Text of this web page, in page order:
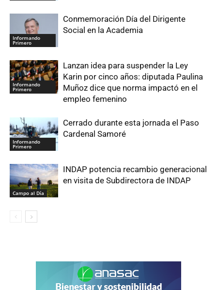
Informando
Primero
Conmemoración Día del Dirigente
Social en la Academia
Informando
Primero
Lanzan idea para suspender la Ley
Karin por cinco años: diputada Paulina
Muñoz dice que norma impactó en el
empleo femenino
Informando
Primero
Cerrado durante esta jornada el Paso
Cardenal Samoré
Campo al Día
INDAP potencia recambio generacional
en visita de Subdirectora de INDAP